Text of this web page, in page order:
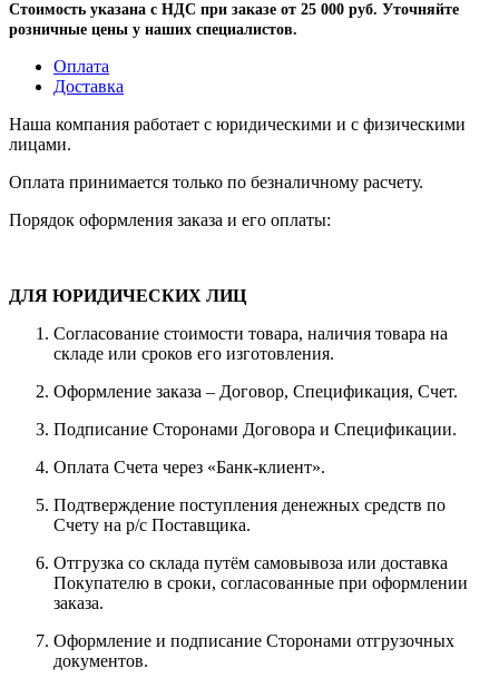
Стоимость указана с НДС при заказе от 25 000 руб. Уточняйте
розничные цены у наших специалистов.
Оплата
Доставка
Наша компания работает с юридическими и с физическими
лицами.
Оплата принимается только по безналичному расчету.
Порядок оформления заказа и его оплаты:
ДЛЯ ЮРИДИЧЕСКИХ ЛИЦ
Согласование стоимости товара, наличия товара на
складе или сроков его изготовления.
Оформление заказа – Договор, Спецификация, Счет.
Подписание Сторонами Договора и Спецификации.
Оплата Счета через «Банк-клиент».
Подтверждение поступления денежных средств по
Счету на р/с Поставщика.
Отгрузка со склада путём самовывоза или доставка
Покупателю в сроки, согласованные при оформлении
заказа.
Оформление и подписание Сторонами отгрузочных
документов.